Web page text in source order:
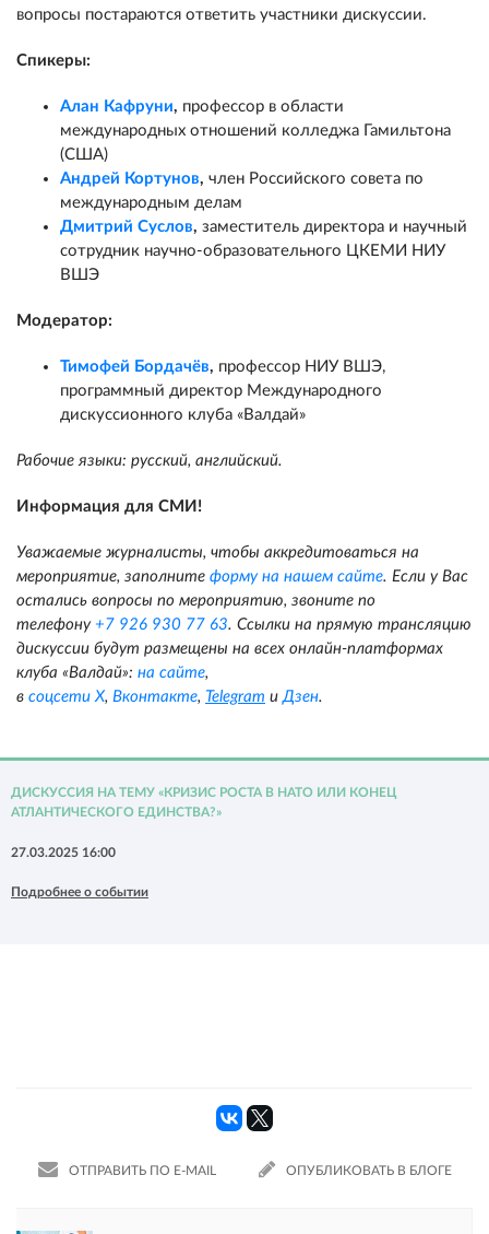
вопросы постараются ответить участники дискуссии.
Спикеры:
Алан Кафруни, профессор в области
международных отношений колледжа Гамильтона
(США)
Андрей Кортунов, член Российского совета по
международным делам
Дмитрий Суслов, заместитель директора и научный
сотрудник научно-образовательного ЦКЕМИ НИУ
ВШЭ
Модератор:
Тимофей Бордачёв, профессор НИУ ВШЭ,
программный директор Международного
дискуссионного клуба «Валдай»
Рабочие языки: русский, английский.
Информация для СМИ!
Уважаемые журналисты, чтобы аккредитоваться на
мероприятие, заполните форму на нашем сайте. Если у Вас
остались вопросы по мероприятию, звоните по
телефону +7 926 930 77 63. Ссылки на прямую трансляцию
дискуссии будут размещены на всех онлайн-платформах
клуба «Валдай»: на сайте,
в соцсети X, Вконтакте, Telegram иДзен.
ДИСКУССИЯ НА ТЕМУ «КРИЗИС РОСТА В НАТО ИЛИ КОНЕЦ
АТЛАНТИЧЕСКОГО ЕДИНСТВА?»
27.03.2025 16:00
Подробнее о событии
ОТПРАВИТЬ ПО E-MAIL ОПУБЛИКОВАТЬ В БЛОГЕ